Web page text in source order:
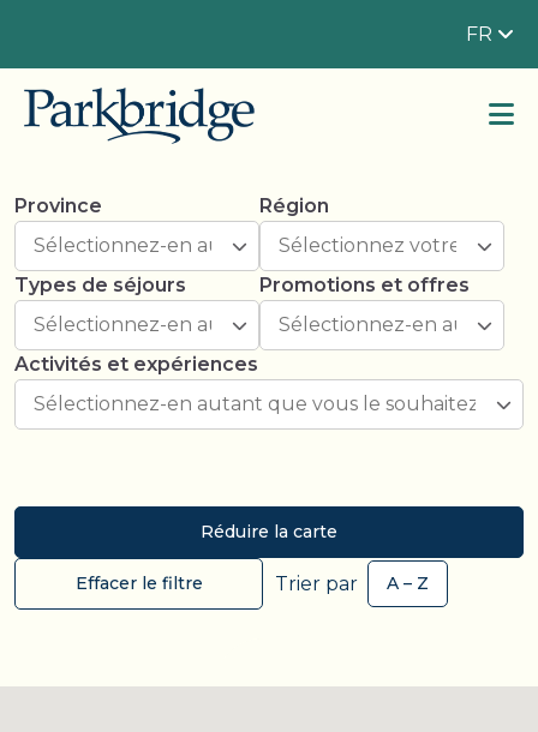
FR
Province Région
Types de séjours Promotions et offres
Activités et expériences
Réduire la carte
Effacer le filtre Trier par